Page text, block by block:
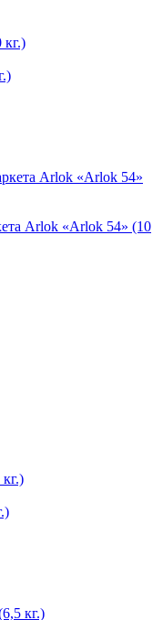
Arlok «Arlok 54» (10